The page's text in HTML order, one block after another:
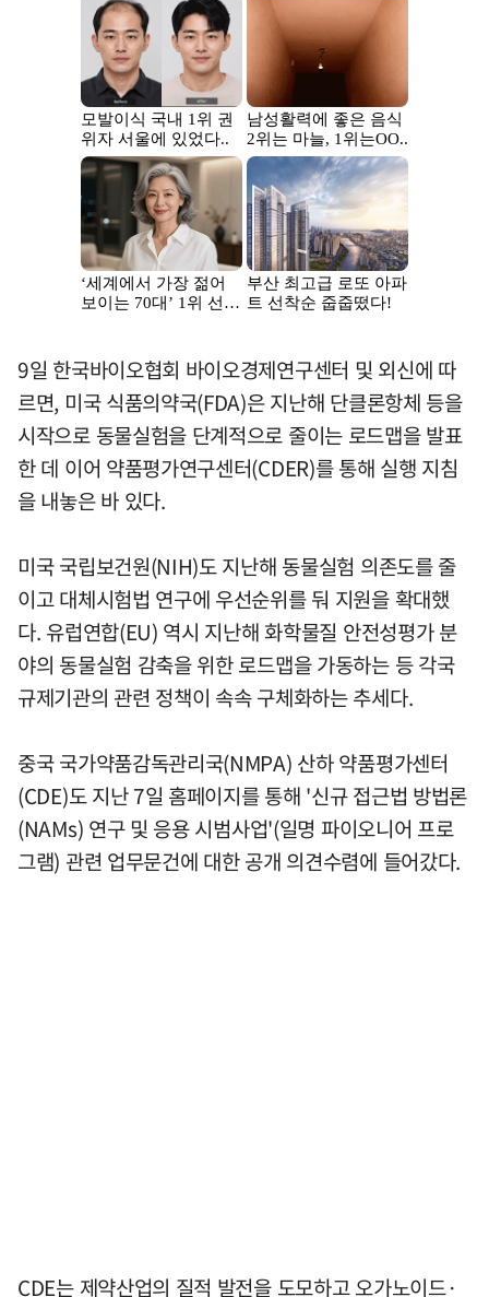
9일 한국바이오협회 바이오경제연구센터 및 외신에 따
르면, 미국 식품의약국(FDA)은 지난해 단클론항체 등을
시작으로 동물실험을 단계적으로 줄이는 로드맵을 발표
한 데 이어 약품평가연구센터(CDER)를 통해 실행 지침
을 내놓은 바 있다.
미국 국립보건원(NIH)도 지난해 동물실험 의존도를 줄
이고 대체시험법 연구에 우선순위를 둬 지원을 확대했
다. 유럽연합(EU) 역시 지난해 화학물질 안전성평가 분
야의 동물실험 감축을 위한 로드맵을 가동하는 등 각국
규제기관의 관련 정책이 속속 구체화하는 추세다.
중국 국가약품감독관리국(NMPA) 산하 약품평가센터
(CDE)도 지난 7일 홈페이지를 통해 '신규 접근법 방법론
(NAMs) 연구 및 응용 시범사업'(일명 파이오니어 프로
그램) 관련 업무문건에 대한 공개 의견수렴에 들어갔다.
CDE는 제약산업의 질적 발전을 도모하고 오가노이드·